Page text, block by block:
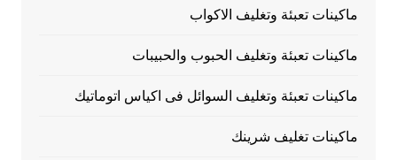
ماكينات تعبئة وتغليف الاكواب
ماكينات تعبئة وتغليف الحبوب والحبيبات
ماكينات تعبئة وتغليف السوائل فى اكياس اتوماتيك
ماكينات تغليف شرينك